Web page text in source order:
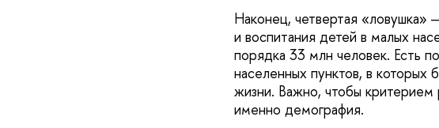
Наконец, четвертая
и воспитания детей в малых
порядка 33 млн человек. Есть
населенных пунктов, в
жизни. Важно, чтобы критерием
именно демография.